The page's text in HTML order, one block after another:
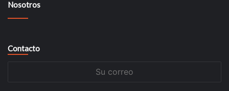
Nosotros
Contacto